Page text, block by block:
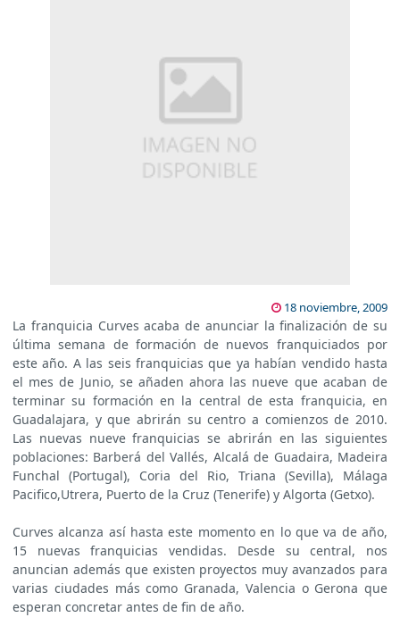
18 noviembre, 2009
La franquicia Curves acaba de anunciar la finalización de su
última semana de formación de nuevos franquiciados por
este año. A las seis franquicias que ya habían vendido hasta
el mes de Junio, se añaden ahora las nueve que acaban de
terminar su formación en la central de esta franquicia, en
Guadalajara, y que abrirán su centro a comienzos de 2010.
Las nuevas nueve franquicias se abrirán en las siguientes
poblaciones: Barberá del Vallés, Alcalá de Guadaira, Madeira
Funchal (Portugal), Coria del Rio, Triana (Sevilla), Málaga
Pacifico,Utrera, Puerto de la Cruz (Tenerife) y Algorta (Getxo).
Curves alcanza así hasta este momento en lo que va de año,
15 nuevas franquicias vendidas. Desde su central, nos
anuncian además que existen proyectos muy avanzados para
varias ciudades más como Granada, Valencia o Gerona que
esperan concretar antes de fin de año.